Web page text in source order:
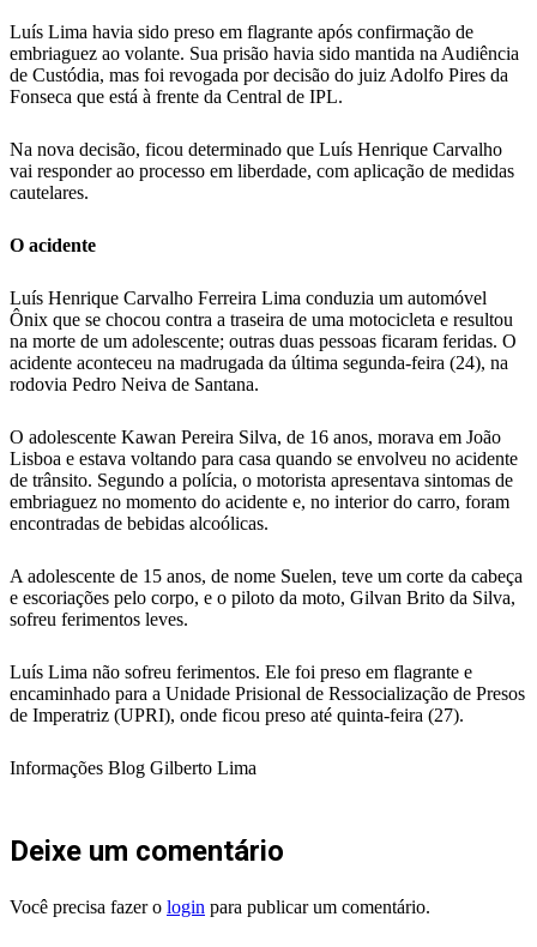
Luís Lima havia sido preso em flagrante após confirmação de
embriaguez ao volante. Sua prisão havia sido mantida na Audiência
de Custódia, mas foi revogada por decisão do juiz Adolfo Pires da
Fonseca que está à frente da Central de IPL.
Na nova decisão, ficou determinado que Luís Henrique Carvalho
vai responder ao processo em liberdade, com aplicação de medidas
cautelares.
O acidente
Luís Henrique Carvalho Ferreira Lima conduzia um automóvel
Ônix que se chocou contra a traseira de uma motocicleta e resultou
na morte de um adolescente; outras duas pessoas ficaram feridas. O
acidente aconteceu na madrugada da última segunda-feira (24), na
rodovia Pedro Neiva de Santana.
O adolescente Kawan Pereira Silva, de 16 anos, morava em João
Lisboa e estava voltando para casa quando se envolveu no acidente
de trânsito. Segundo a polícia, o motorista apresentava sintomas de
embriaguez no momento do acidente e, no interior do carro, foram
encontradas de bebidas alcoólicas.
A adolescente de 15 anos, de nome Suelen, teve um corte da cabeça
e escoriações pelo corpo, e o piloto da moto, Gilvan Brito da Silva,
sofreu ferimentos leves.
Luís Lima não sofreu ferimentos. Ele foi preso em flagrante e
encaminhado para a Unidade Prisional de Ressocialização de Presos
de Imperatriz (UPRI), onde ficou preso até quinta-feira (27).
Informações Blog Gilberto Lima
Deixe um comentário
Você precisa fazer o login para publicar um comentário.